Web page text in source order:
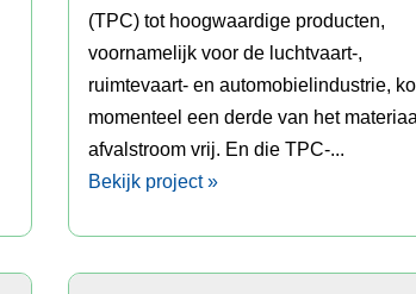
(TPC) tot hoogwaardige producten,
voornamelijk voor de luchtvaart-,
ruimtevaart- en automobielindustrie,
momenteel een derde van het
afvalstroom vrij. En die TPC-...
Bekijk project »